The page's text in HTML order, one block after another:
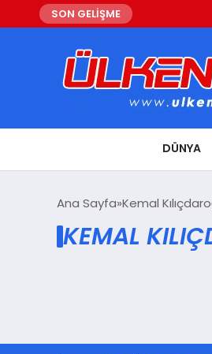
SON GELİŞME
DÜNYA
Ana Sayfa Kemal
KEMAL